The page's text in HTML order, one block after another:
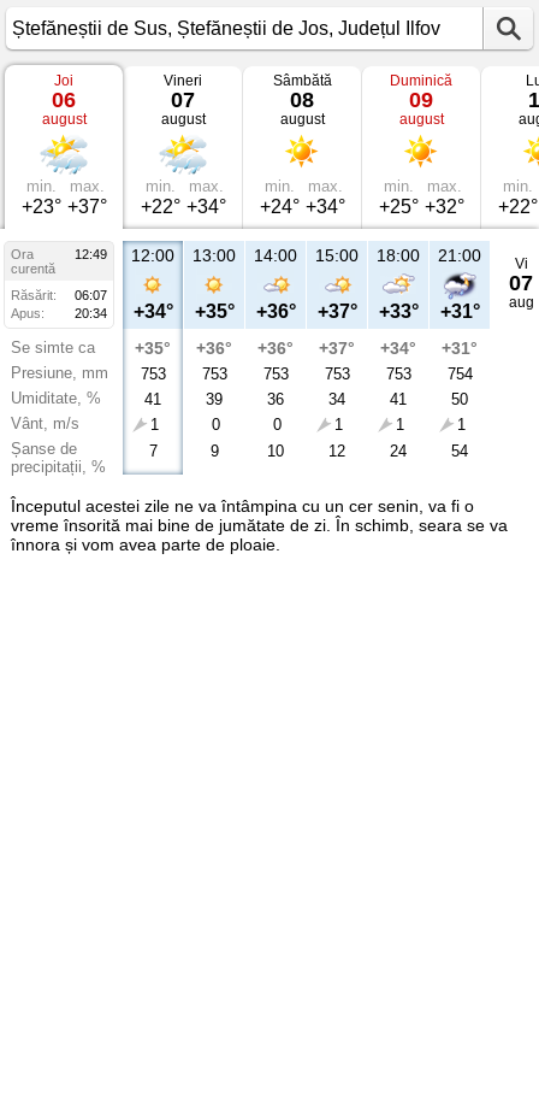
Vremea
Ștefăneștii
Sus
Ștefăneștii
de
Jos,
Județul
Joi
06
august
min.
+23°
max.
+37°
Vineri
07
august
min.
+22°
max.
+34°
Sâmbătă
08
august
min.
+24°
max.
+34°
Duminică
09
august
min.
+25°
max.
+32°
min.
+22°
Ora
12:49
curentă
Răsărit:
06:07
Apus:
20:34
Se simte ca
Presiune, mm
Umiditate, %
Vânt, m/s
Șanse de
precipitații, %
12:00
+34°
+35°
753
41
1
7
13:00
+35°
+36°
753
39
0
9
14:00
+36°
+36°
753
36
0
10
15:00
+37°
+37°
753
34
1
12
18:00
+33°
+34°
753
41
1
24
21:00
+31°
+31°
754
50
1
54
Vi
07
aug
Începutul acestei zile ne va întâmpina cu un cer senin, va fi o
vreme însorită mai bine de jumătate de zi. În schimb, seara se va
înnora și vom avea parte de ploaie.